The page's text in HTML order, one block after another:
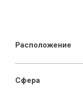
Расположение
Сфера